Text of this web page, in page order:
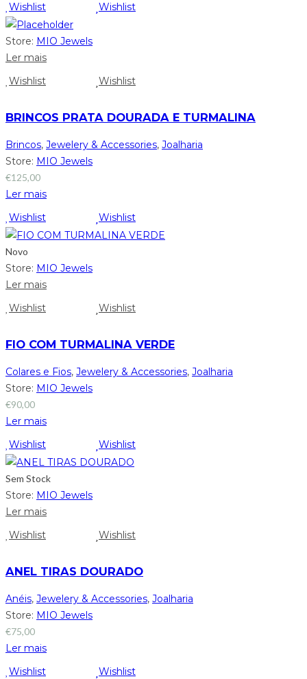
Wishlist
Wishlist
Store: MIO Jewels
Ler mais
Wishlist
Wishlist
BRINCOS PRATA DOURADA E TURMALINA
Brincos, Jewelery & Accessories, Joalharia
Store: MIO Jewels
€125,00
Ler mais
Wishlist
Wishlist
Novo
Store: MIO Jewels
Ler mais
Wishlist
Wishlist
FIO COM TURMALINA VERDE
Colares e Fios, Jewelery & Accessories, Joalharia
Store: MIO Jewels
€90,00
Ler mais
Wishlist
Wishlist
Sem Stock
Store: MIO Jewels
Ler mais
Wishlist
Wishlist
ANEL TIRAS DOURADO
Anéis, Jewelery & Accessories, Joalharia
Store: MIO Jewels
€75,00
Ler mais
Wishlist
Wishlist